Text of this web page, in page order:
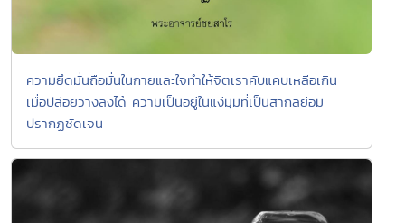
ความยึดมั่นถือมั่นในกายและใจทำให้จิตเราคับแคบเหลือเกิน
เมื่อปล่อยวางลงได้ ความเป็นอยู่ในแง่มุมที่เป็นสากลย่อม
ปรากฏชัดเจน